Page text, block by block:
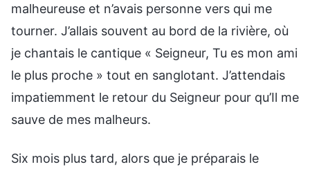
malheureuse et n’avais personne vers qui me
tourner. J’allais souvent au bord de la rivière, où
je chantais le cantique « Seigneur, Tu es mon ami
le plus proche » tout en sanglotant. J’attendais
impatiemment le retour du Seigneur pour qu’Il me
sauve de mes malheurs.
Six mois plus tard, alors que je préparais le